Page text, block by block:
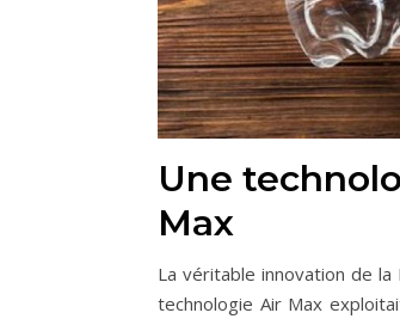
Une
Max
La véritable innovation de la
technologie Air Max